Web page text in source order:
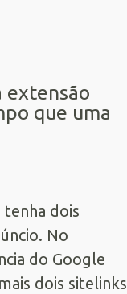
extensão
que uma
dois
No
do Google
dois sitelinks